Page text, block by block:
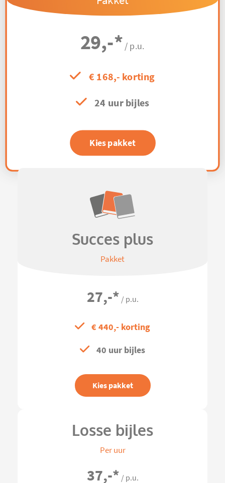
29,-* / p.u.
€ 168,- korting
24 uur bijles
Kies pakket
Succes plus
Pakket
27,-* / p.u.
€ 440,- korting
40 uur bijles
Kies pakket
Losse bijles
Per uur
37,-* / p.u.